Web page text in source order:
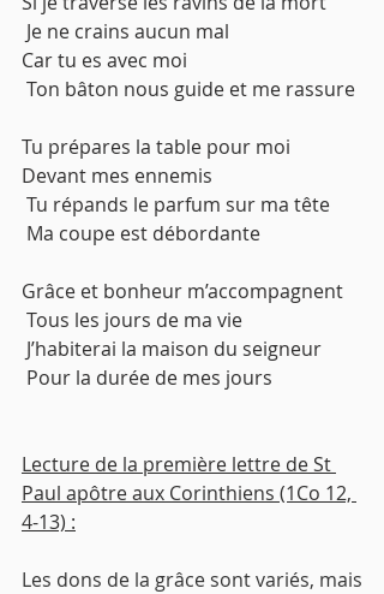
Je ne crains aucun mal
Car tu es avec moi
Ton bâton nous guide et me rassure
Tu prépares la table pour moi
Devant mes ennemis
Tu répands le parfum sur ma tête
Ma coupe est débordante
Grâce et bonheur m’accompagnent
Tous les jours de ma vie
J’habiterai la maison du seigneur
Pour la durée de mes jours
Lecture de la première lettre de St
Paul apôtre aux Corinthiens (1Co 12,
4-13) :
Les dons de la grâce sont variés, mais